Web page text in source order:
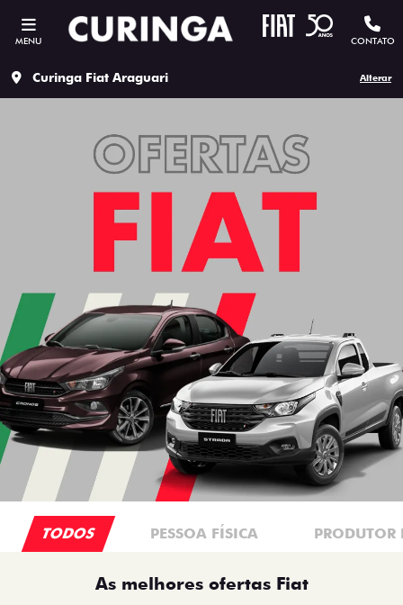
MENU CONTATO
Curinga Fiat Araguari Alterar
TODOS PESSOA FÍSICA PRODUTOR
As melhores ofertas Fiat